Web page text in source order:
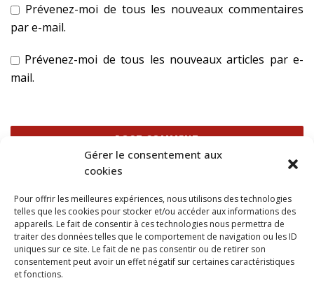
Gérer le consentement aux
cookies
Pour offrir les meilleures expériences, nous utilisons des technologies
telles que les cookies pour stocker et/ou accéder aux informations des
appareils. Le fait de consentir à ces technologies nous permettra de
traiter des données telles que le comportement de navigation ou les ID
uniques sur ce site. Le fait de ne pas consentir ou de retirer son
consentement peut avoir un effet négatif sur certaines caractéristiques
et fonctions.
Prévenez-moi de tous les nouveaux commentaires
par e-mail.
Prévenez-moi de tous les nouveaux articles par e-
mail.
savoir plus sur la façon dont les données de vos
commentaires sont traitées.